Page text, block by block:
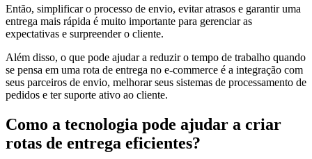
Então, simplificar o processo de envio, evitar atrasos e garantir uma
entrega mais rápida é muito importante para gerenciar as
expectativas e surpreender o cliente.
Além disso, o que pode ajudar a reduzir o tempo de trabalho quando
se pensa em uma rota de entrega no e-commerce é a integração com
seus parceiros de envio, melhorar seus sistemas de processamento de
pedidos e ter suporte ativo ao cliente.
Como a tecnologia pode ajudar a criar
rotas de entrega eficientes?